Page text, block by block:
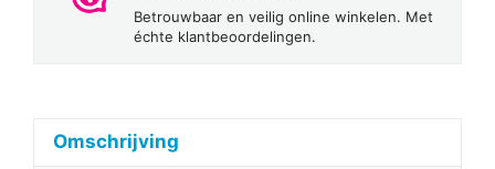
Betrouwbaar en veilig online winkelen. Met
échte klantbeoordelingen.
Omschrijving